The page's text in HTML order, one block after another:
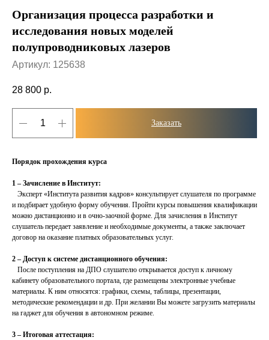
Организация процесса разработки и
исследования новых моделей
полупроводниковых лазеров
Артикул: 125638
28 800 р.
Заказать
Порядок прохождения курса
1 – Зачисление в Институт:
Эксперт «Института развития кадров» консультирует слушателя по программе
и подбирает удобную форму обучения. Пройти курсы повышения квалификации
можно дистанционно и в очно-заочной форме. Для зачисления в Институт
слушатель передает заявление и необходимые документы, а также заключает
договор на оказание платных образовательных услуг.
2 – Доступ к системе дистанционного обучения:
После поступления на ДПО слушателю открывается доступ к личному
кабинету образовательного портала, где размещены электронные учебные
материалы. К ним относятся: графики, схемы, таблицы, презентации,
методические рекомендации и др. При желании Вы можете загрузить материалы
на гаджет для обучения в автономном режиме.
3 – Итоговая аттестация: